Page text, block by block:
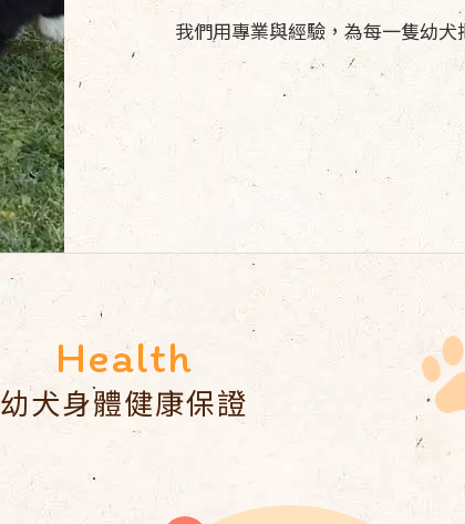
我們用專業與經驗，為每一隻幼
幼犬身體健康保證